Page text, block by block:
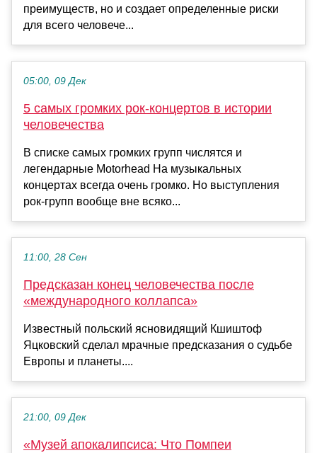
преимуществ, но и создает определенные риски
для всего человече...
05:00, 09 Дек
5 самых громких рок-концертов в истории
человечества
В списке самых громких групп числятся и
легендарные Motorhead На музыкальных
концертах всегда очень громко. Но выступления
рок-групп вообще вне всяко...
11:00, 28 Сен
Предсказан конец человечества после
«международного коллапса»
Известный польский ясновидящий Кшиштоф
Яцковский сделал мрачные предсказания о судьбе
Европы и планеты....
21:00, 09 Дек
«Музей апокалипсиса: Что Помпеи